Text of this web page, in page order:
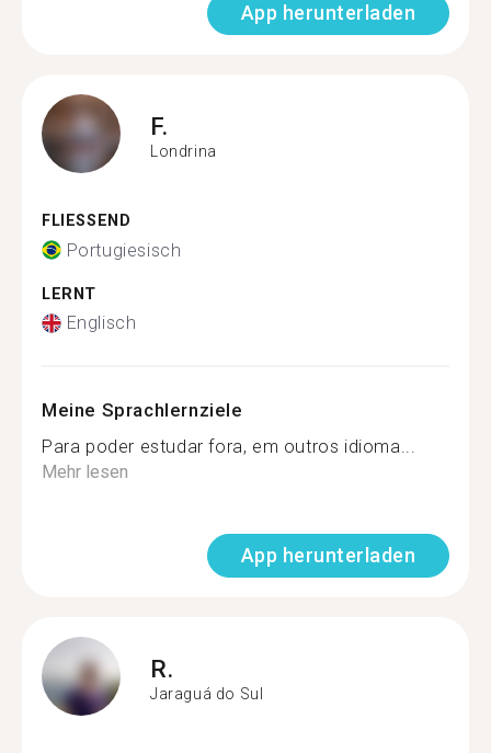
App herunterladen
F.
Londrina
FLIESSEND
Portugiesisch
LERNT
Englisch
Meine Sprachlernziele
Para poder estudar fora, em outros idioma...
Mehr lesen
App herunterladen
R.
Jaraguá do Sul